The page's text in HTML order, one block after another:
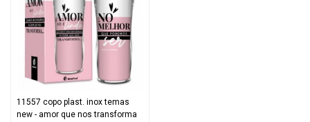
11557 copo plast. inox temas
new - amor que nos transforma